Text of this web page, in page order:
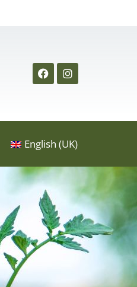
English (UK)